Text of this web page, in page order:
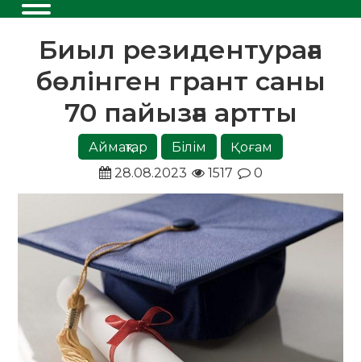
Биыл резидентураға
бөлінген грант саны
70 пайызға артты
Аймақтар Білім
Қоғам
28.08.2023
1517 0